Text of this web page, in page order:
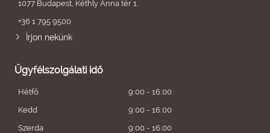
1077 Budapest, Kéthly Anna tér 1.
+36 1 795 9500
Írjon nekünk
Ügyfélszolgálati idő
Hétfő
9:00 - 16:00
Kedd
9:00 - 16:00
Szerda
9:00 - 16:00